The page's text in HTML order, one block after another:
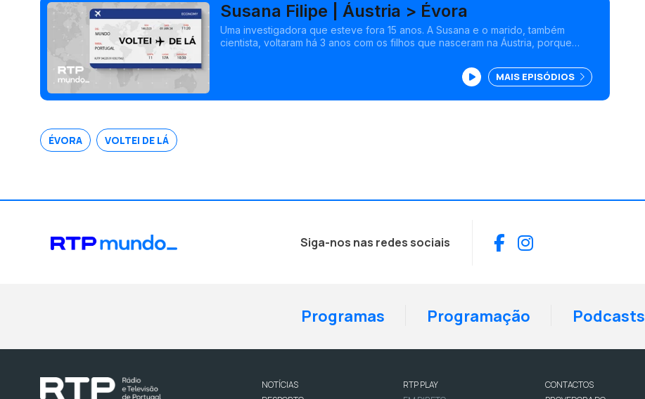
Susana Filipe | Áustria > Évora
Uma investigadora que esteve fora 15 anos. A Susana e o marido, também
cientista, voltaram há 3 anos com os filhos que nasceram na Áustria, porque
MAIS EPISÓDIOS
ÉVORA VOLTEI DE LÁ
Siga-nos nas redes sociais Facebook
Instagram
Programas Programação Podcasts
NOTÍCIAS
RTP PLAY
CONTACTOS